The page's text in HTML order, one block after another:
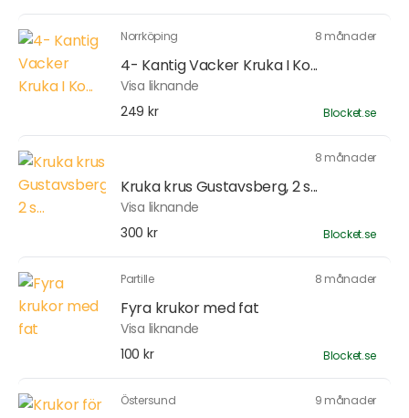
Norrköping 8 månader
4- Kantig Vacker Kruka I Ko...
Visa liknande
249 kr
Blocket.se
8 månader
Kruka krus Gustavsberg, 2 s...
Visa liknande
300 kr
Blocket.se
Partille 8 månader
Fyra krukor med fat
Visa liknande
100 kr
Blocket.se
Östersund 9 månader